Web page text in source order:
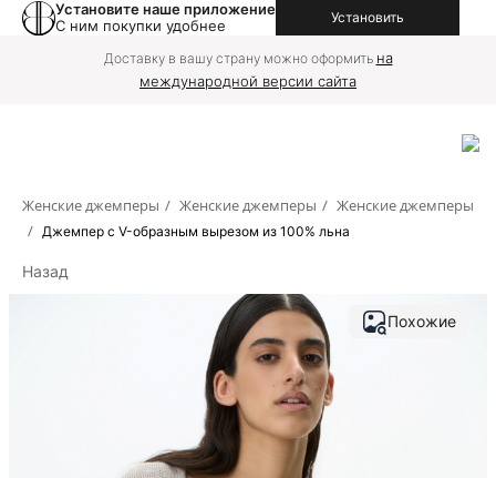
Установите наше приложение
С ним покупки удобнее
Установить
Доставку в вашу страну можно оформить на
международной версии сайта
Женские джемперы / Женские джемперы / Женские джемперы
/ Джемпер с V-образным вырезом из 100% льна
Назад
Похожие